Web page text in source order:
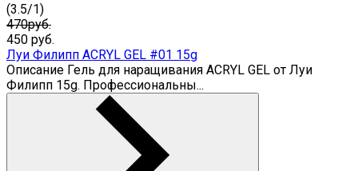
(3.5/1)
470руб.
450 руб.
Луи Филипп ACRYL GEL #01 15g
Описание Гель для наращивания ACRYL GEL от Луи
Филипп 15g. Профессиональны...